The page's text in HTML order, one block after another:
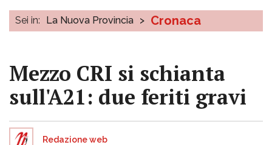
Sei in: La Nuova Provincia > Cronaca
Mezzo CRI si schianta
sull'A21: due feriti gravi
Redazione web